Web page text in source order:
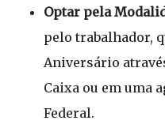
Optar pela
pelo trabalhador,
Aniversário
Caixa ou em uma
Federal.